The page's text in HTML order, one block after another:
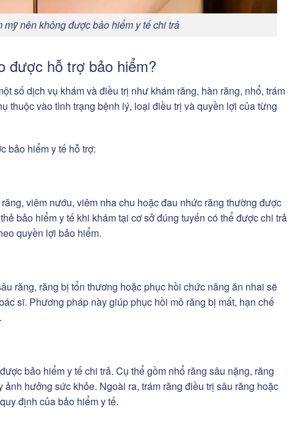
nên không được bảo hiểm y tế chi trả
được hỗ trợ bảo hiểm?
số dịch vụ khám và điều trị như khám răng, hàn răng, nhổ, trám
thuộc vào tình trạng bệnh lý, loại điều trị và quyền lợi của từng
bảo hiểm y tế hỗ trợ:
viêm nướu, viêm nha chu hoặc đau nhức răng thường được
bảo hiểm y tế khi khám tại cơ sở đúng tuyến có thể được chi trả
quyền lợi bảo hiểm.
răng, răng bị tổn thương hoặc phục hồi chức năng ăn nhai sẽ
sĩ. Phương pháp này giúp phục hồi mô răng bị mất, hạn chế
bảo hiểm y tế chi trả. Cụ thể gồm nhổ răng sâu nặng, răng
hưởng sức khỏe. Ngoài ra, trám răng điều trị sâu răng hoặc
định của bảo hiểm y tế.